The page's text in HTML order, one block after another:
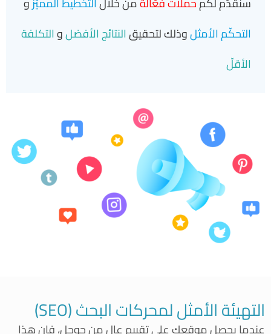
التحكّم الأمثلوذلك لتحقيقالنتائج الأفضلوالتكلفة
الأقلّ
التهيئة الأمثل لمحركات البحث (SEO)
عندما يحصل موقعك على تقييم عال من جوجل، فإن هذا